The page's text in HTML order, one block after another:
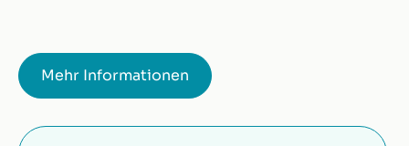
Mehr Informationen